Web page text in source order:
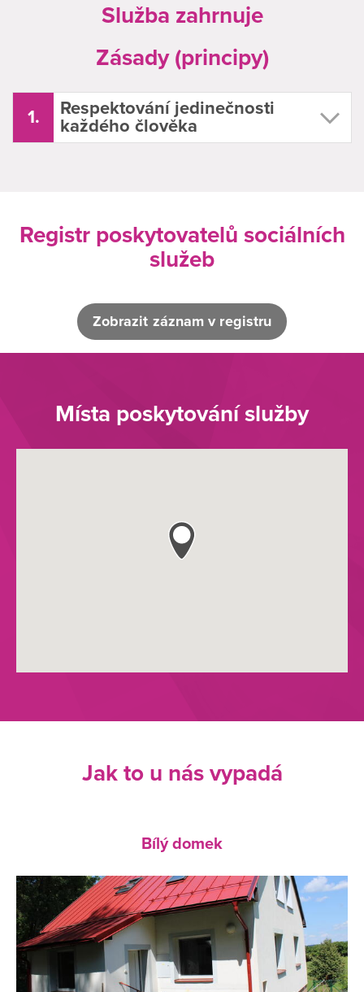
Služba zahrnuje
Zásady (principy)
1.
Respektování jedinečnosti
každého člověka
Registr poskytovatelů sociálních
služeb
Zobrazit záznam v registru
Místa poskytování služby
Jak to u nás vypadá
Bílý domek